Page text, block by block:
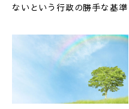
ないという行政の勝手な基準